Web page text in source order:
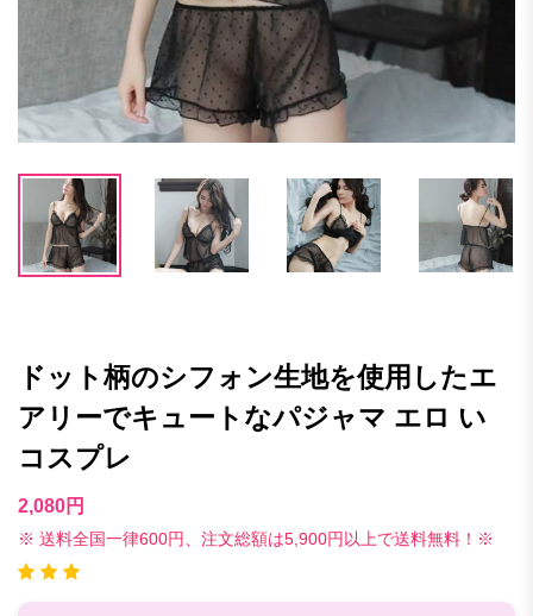
ドット柄のシフォン生地を使用したエ
アリーでキュートなパジャマ エロ い
コスプレ
2,080円
※ 送料全国一律600円、注文総額は5,900円以上で送料無料！※